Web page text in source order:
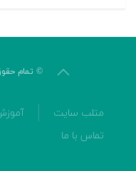
© تمام
متلب سایت
تماس با ما